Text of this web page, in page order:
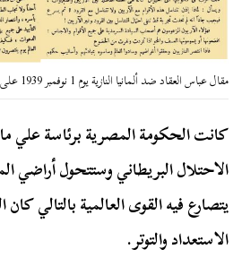
مقال عباس العقاد ضد ألمانيا النازية يوم 1 نوفمبر 1939 على الهلال
كانت الحكومة المصرية برئاسة
الاحتلال البريطاني وستتحول أراضي
يتصارع فيه القوى العالمية بالتالي
الاستعداد والتوتر.